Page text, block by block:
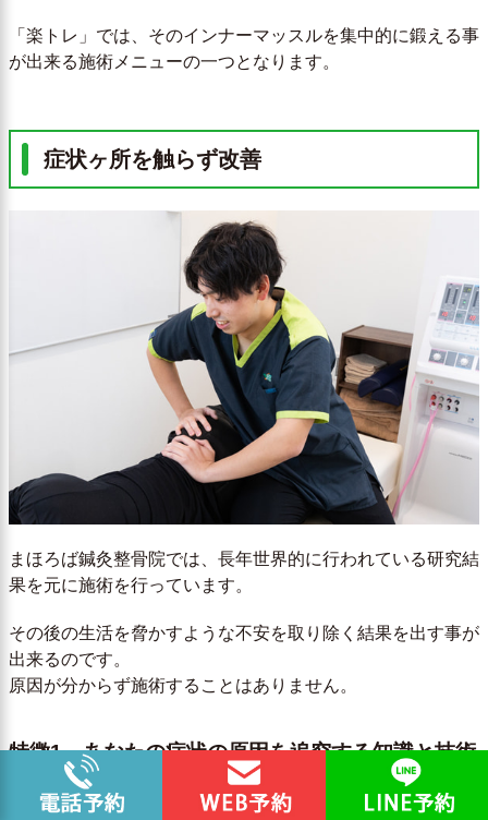
「楽トレ」では、そのインナーマッスルを集中的に鍛える事
が出来る施術メニューの一つとなります。
症状ヶ所を触らず改善
まほろば鍼灸整骨院では、長年世界的に行われている研究結
果を元に施術を行っています。
その後の生活を脅かすような不安を取り除く結果を出す事が
出来るのです。
原因が分からず施術することはありません。
特徴1 あなたの症状の原因を追究する知識と技術
私たちの施術は、ただマッサージをしてその場にいる時だけ